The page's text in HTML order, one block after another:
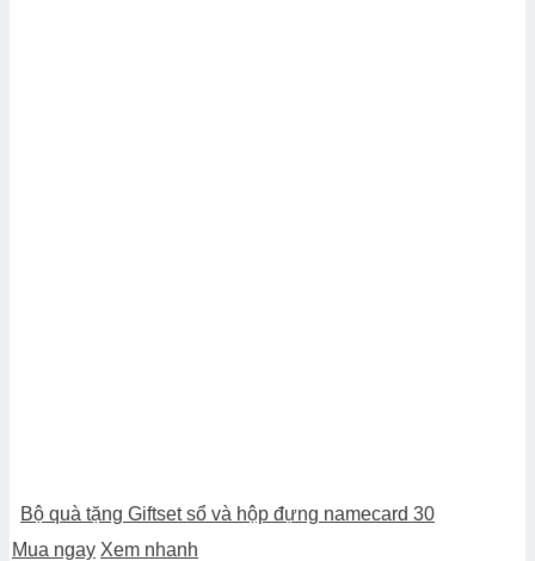
Bộ quà tặng Giftset sổ và hộp đựng namecard 30
Mua ngay Xem nhanh